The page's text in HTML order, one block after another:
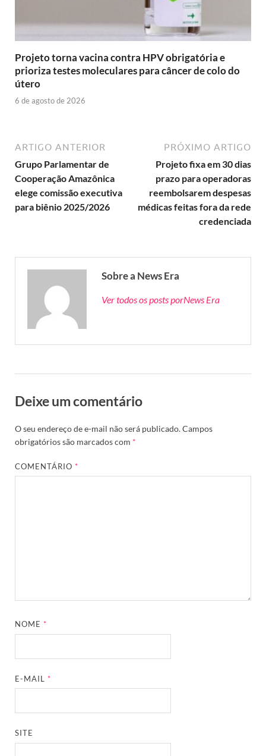
Projeto torna vacina contra HPV obrigatória e
prioriza testes moleculares para câncer de colo do
útero
6 de agosto de 2026
ARTIGO ANTERIOR
Grupo Parlamentar de
Cooperação Amazônica
elege comissão executiva
para biênio 2025/2026
PRÓXIMO ARTIGO
Projeto fixa em 30 dias
prazo para operadoras
reembolsarem despesas
médicas feitas fora da rede
credenciada
Sobre a News Era
Ver todos os posts porNews Era
Deixe um comentário
O seu endereço de e-mail não será publicado.Campos
obrigatórios são marcados com *
COMENTÁRIO*
NOME*
E-MAIL*
SITE